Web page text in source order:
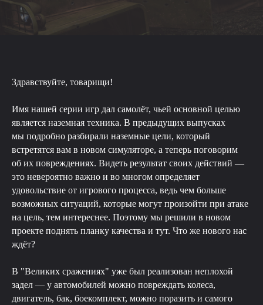
Здравствуйте, товарищи!
Имя нашей серии игр дал самолёт, чьей основной целью
является наземная техника. В предыдущих выпусках
мы подробно разбирали наземные цели, который
встретятся вам в новом симуляторе, а теперь поговорим
об их повреждениях. Видеть результат своих действий —
это невероятно важно и во многом определяет
удовольствие от игрового процесса, ведь чем больше
возможных ситуаций, которые могут произойти при атаке
на цель, тем интереснее. Поэтому мы решили в новом
проекте поднять планку качества и тут. Что же нового нас
ждёт?
В "Великих сражениях" уже был реализован неплохой
задел — у автомобилей можно повреждать колеса,
двигатель, бак, боекомплект, можно поразить и самого